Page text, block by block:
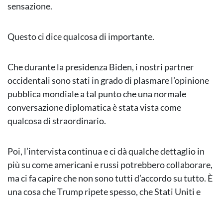
sensazione.
Questo ci dice qualcosa di importante.
Che durante la presidenza Biden, i nostri partner
occidentali sono stati in grado di plasmare l’opinione
pubblica mondiale a tal punto che una normale
conversazione diplomatica è stata vista come
qualcosa di straordinario.
Poi, l’intervista continua e ci dà qualche dettaglio in
più su come americani e russi potrebbero collaborare,
ma ci fa capire che non sono tutti d’accordo su tutto. È
una cosa che Trump ripete spesso, che Stati Uniti e